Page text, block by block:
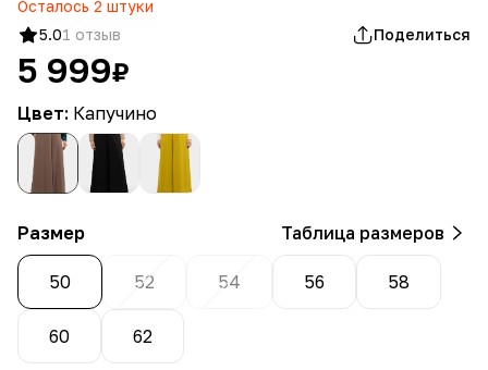
Осталось 2 штуки
5.01 отзыв Поделиться
5 999₽
Цвет: Капучино
Размер Таблица размеров
50 52 54 56 58
60 62